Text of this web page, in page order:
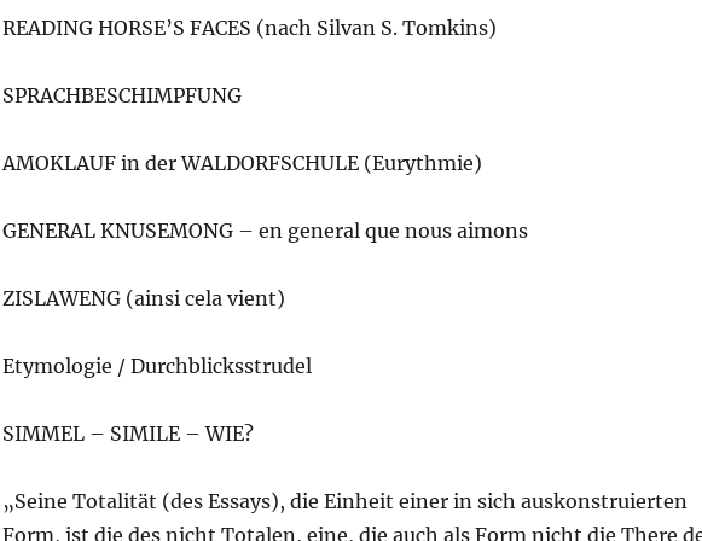
READING HORSE’S FACES (nach Silvan S. Tomkins)
SPRACHBESCHIMPFUNG
AMOKLAUF in der WALDORFSCHULE (Eurythmie)
GENERAL KNUSEMONG – en general que nous aimons
ZISLAWENG (ainsi cela vient)
Etymologie / Durchblicksstrudel
SIMMEL – SIMILE – WIE?
„Seine Totalität (des Essays), die Einheit einer in sich auskonstruierten
Form, ist die des nicht Totalen, eine, die auch als Form nicht die There